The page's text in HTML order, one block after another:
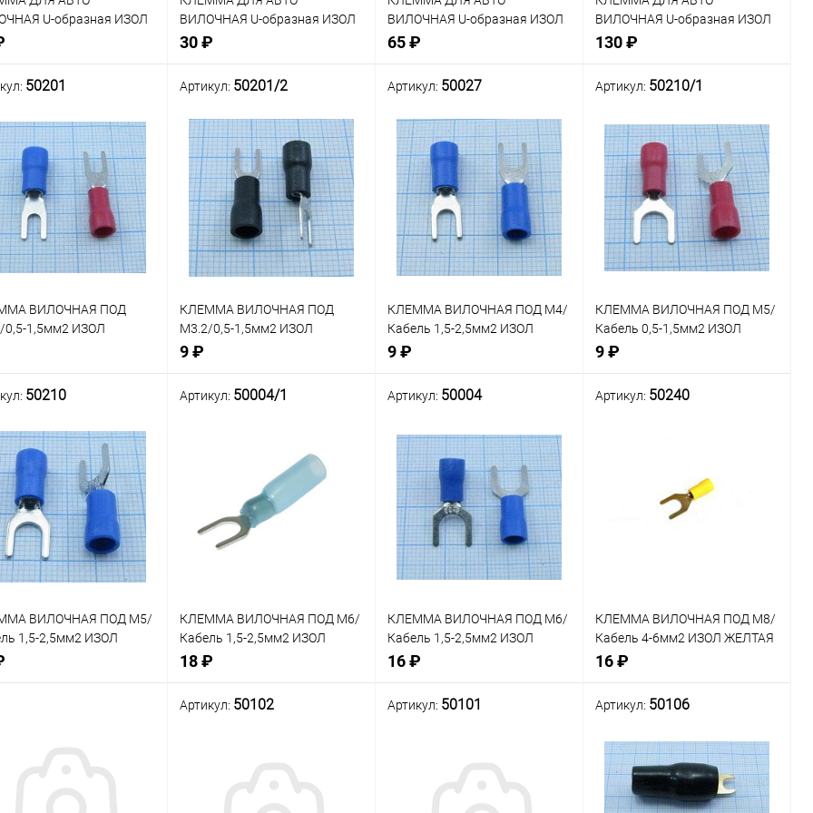
U-образная ИЗОЛ
Кабель 21мм2
("Belsis"
RC/BW4946-BC)
В наличии: 4шт.
ВИЛОЧНАЯ U-образная ИЗОЛ
ПОД М4/Кабель 1,5-2,5мм2
(PREMIER 7-171)
30 ₽
В корзину
Сравнение
В
избранное
В наличии: 33шт.
ВИЛОЧНАЯ U-образная ИЗОЛ
ПОД М5/Кабель 25мм2
(PREMIER 7-117)
65 ₽
В корзину
Сравнение
В
избранное
В наличии: 6шт.
ВИЛОЧНАЯ U-образная ИЗОЛ
ПОД М8/Кабель 50мм2
(PREMIER 7-119)
130 ₽
Сравнение
В
избранное
В наличии: 2шт.
50201
ВИЛОЧНАЯ ПОД
0,5-1,5мм2 ИЗОЛ
Нет в наличии
Артикул: 50201/2
КЛЕММА ВИЛОЧНАЯ ПОД
М3.2/0,5-1,5мм2 ИЗОЛ
ЧЕРНАЯ
9 ₽
Нет в наличии
Артикул: 50027
КЛЕММА ВИЛОЧНАЯ ПОД М4/
Кабель 1,5-2,5мм2 ИЗОЛ
СИНЯЯ
9 ₽
Сравнение
В
избранное
Нет в наличии
Артикул: 50210/1
КЛЕММА ВИЛОЧНАЯ ПОД М5/
Кабель 0,5-1,5мм2 ИЗОЛ
КРАСНЫЙ
9 ₽
50210
ВИЛОЧНАЯ ПОД М5/
1,5-2,5мм2 ИЗОЛ
Артикул: 50004/1
КЛЕММА ВИЛОЧНАЯ ПОД М6/
Кабель 1,5-2,5мм2 ИЗОЛ
СИНИЙ
18 ₽
Артикул: 50004
КЛЕММА ВИЛОЧНАЯ ПОД М6/
Кабель 1,5-2,5мм2 ИЗОЛ
СИНИЙ
16 ₽
Артикул: 50240
КЛЕММА ВИЛОЧНАЯ ПОД М8/
Кабель 4-6мм2 ИЗОЛ ЖЕЛТАЯ
(50240) (SV5.5-8)
16 ₽
Сравнение
В
избранное
Нет в наличии
Артикул: 50102 Артикул: 50101 Артикул: 50106